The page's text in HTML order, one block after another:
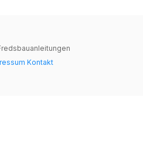
Kontakt